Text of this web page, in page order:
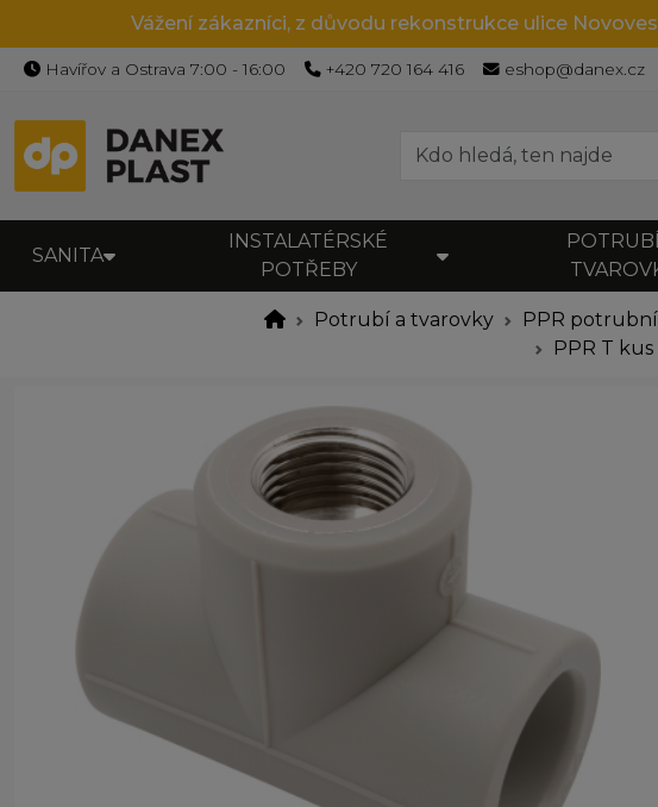
Vážení zákazníci, z důvodu rekonstrukce ulice
Havířov a Ostrava 7:00 - 16:00 +420 720 164 416 eshop@danex.cz
SANITA
INSTALATÉRSKÉ
POTŘEBY
Potrubí a tvarovky PPR
PPR T